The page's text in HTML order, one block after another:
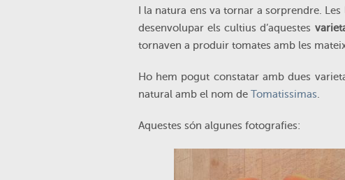
I la natura ens va tornar a sorprendre.
desenvolupar els cultius d’aquestes
tornaven a produir tomates amb les
Ho hem pogut constatar amb dues
natural amb el nom de Tomatissimas.
Aquestes són algunes fotografies: